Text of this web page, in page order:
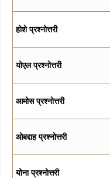
होशे प्रश्नोत्तरी
योएल प्रश्नोत्तरी
आमोस प्रश्नोत्तरी
ओबद्दाह प्रश्नोत्तरी
योना प्रश्नोत्तरी